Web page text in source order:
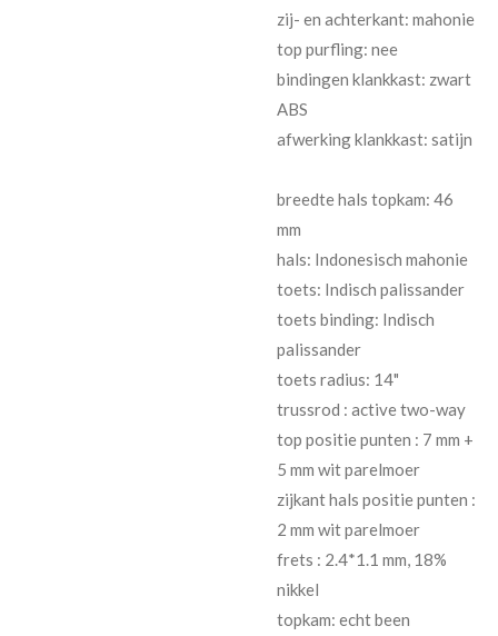
zij- en achterkant: mahonie
top purfling: nee
bindingen klankkast: zwart
ABS
afwerking klankkast: satijn
breedte hals topkam: 46
mm
hals: Indonesisch mahonie
toets: Indisch palissander
toets binding: Indisch
palissander
toets radius: 14"
trussrod : active two-way
top positie punten : 7 mm +
5 mm wit parelmoer
zijkant hals positie punten :
2 mm wit parelmoer
frets : 2.4*1.1 mm, 18%
nikkel
topkam: echt been